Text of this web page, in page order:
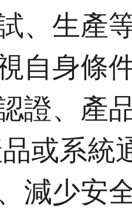
、生產
自身條
證、產
或系統
減少安